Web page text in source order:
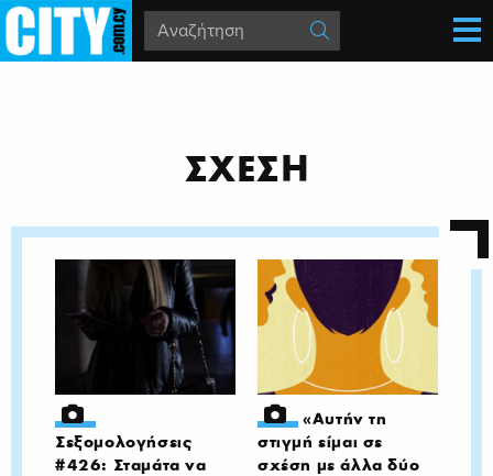
ΣΧΕΣΗ
Σεξομολογήσεις
#426: Σταμάτα να
«Αυτήν τη
στιγμή είμαι σε
σχέση με άλλα δύο